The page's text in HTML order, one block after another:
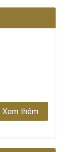
Xem thêm